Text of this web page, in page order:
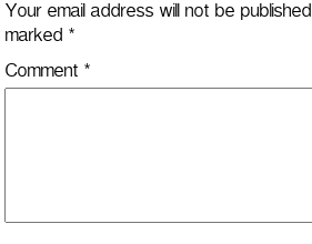
Your email address will not be
marked *
Comment *